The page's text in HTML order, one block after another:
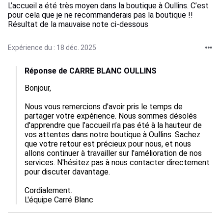
L’accueil a été très moyen dans la boutique à Oullins. C’est
pour cela que je ne recommanderais pas la boutique !!
Résultat de la mauvaise note ci-dessous
Expérience du : 18 déc. 2025
Réponse de CARRE BLANC OULLINS
Bonjour,
Nous vous remercions d'avoir pris le temps de
partager votre expérience. Nous sommes désolés
d'apprendre que l’accueil n’a pas été à la hauteur de
vos attentes dans notre boutique à Oullins. Sachez
que votre retour est précieux pour nous, et nous
allons continuer à travailler sur l'amélioration de nos
services. N'hésitez pas à nous contacter directement
pour discuter davantage.
Cordialement.
L'équipe Carré Blanc